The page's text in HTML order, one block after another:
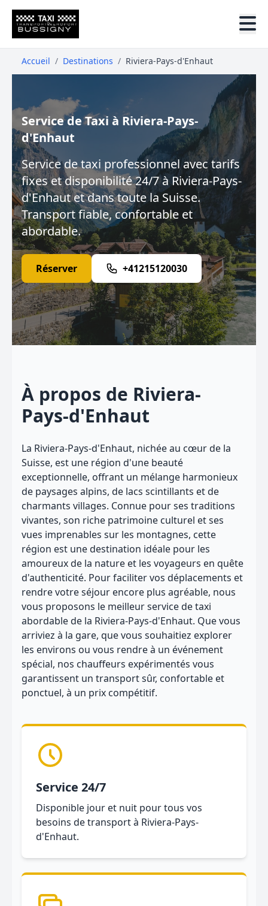
Accueil / Destinations / Riviera-Pays-d'Enhaut
Service de Taxi à Riviera-Pays-
d'Enhaut
Service de taxi professionnel avec tarifs
fixes et disponibilité 24/7 à Riviera-Pays-
d'Enhaut et dans toute la Suisse.
Transport fiable, confortable et
abordable.
Réserver +41215120030
À propos de Riviera-
Pays-d'Enhaut
La Riviera-Pays-d'Enhaut, nichée au cœur de la
Suisse, est une région d'une beauté
exceptionnelle, offrant un mélange harmonieux
de paysages alpins, de lacs scintillants et de
charmants villages. Connue pour ses traditions
vivantes, son riche patrimoine culturel et ses
vues imprenables sur les montagnes, cette
région est une destination idéale pour les
amoureux de la nature et les voyageurs en quête
d'authenticité. Pour faciliter vos déplacements et
rendre votre séjour encore plus agréable, nous
vous proposons le meilleur service de taxi
abordable de la Riviera-Pays-d'Enhaut. Que vous
arriviez à la gare, que vous souhaitiez explorer
les environs ou vous rendre à un événement
spécial, nos chauffeurs expérimentés vous
garantissent un transport sûr, confortable et
ponctuel, à un prix compétitif.
Service 24/7
Disponible jour et nuit pour tous vos
besoins de transport à Riviera-Pays-
d'Enhaut.